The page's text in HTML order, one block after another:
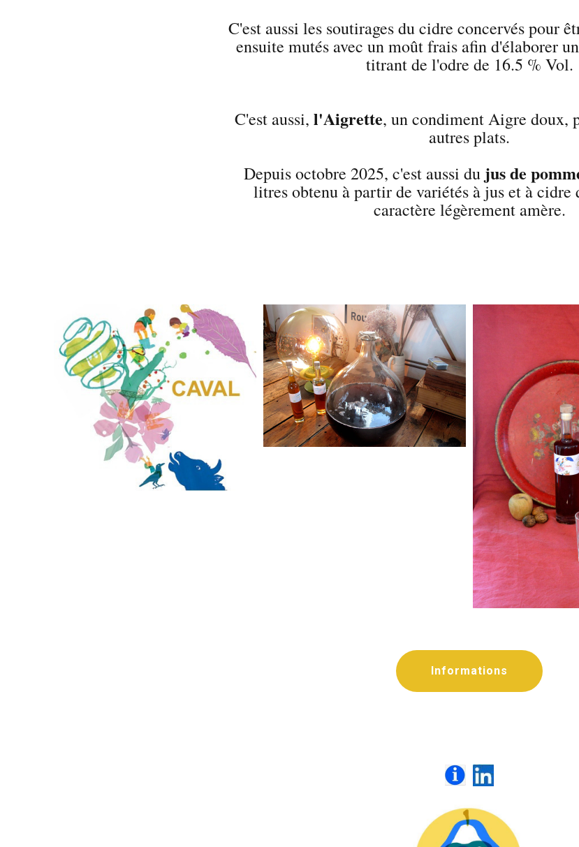
C'est aussi les soutirages du cidre concervés pour
ensuite mutés avec un moût frais afin d'élaborer
titrant de l'odre de 16.5 % Vol.
C'est aussi, l'Aigrette, un condiment Aigre doux,
autres plats.
Depuis octobre 2025, c'est aussi du jus de
litres obtenu à partir de variétés à jus et à
caractère légèrement amère.
Informations